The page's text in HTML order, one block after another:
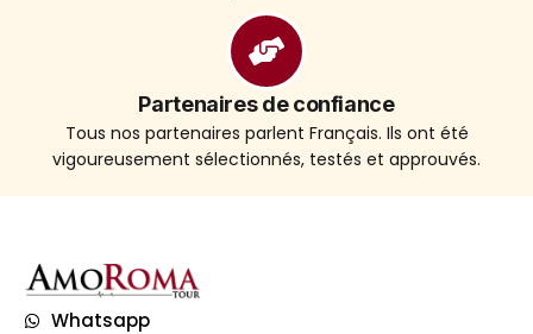
Partenaires de confiance
Tous nos partenaires parlent Français. Ils ont été
vigoureusement sélectionnés, testés et approuvés.
Whatsapp